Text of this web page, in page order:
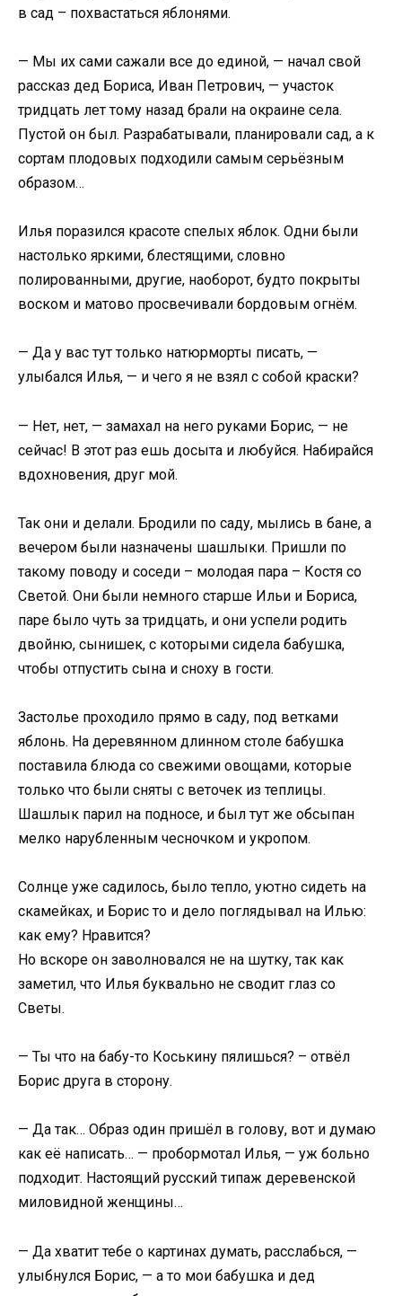
в сад – похвастаться яблонями.
— Мы их сами сажали все до единой, — начал свой
рассказ дед Бориса, Иван Петрович, — участок
тридцать лет тому назад брали на окраине села.
Пустой он был. Разрабатывали, планировали сад, а к
сортам плодовых подходили самым серьёзным
образом…
Илья поразился красоте спелых яблок. Одни были
настолько яркими, блестящими, словно
полированными, другие, наоборот, будто покрыты
воском и матово просвечивали бордовым огнём.
— Да у вас тут только натюрморты писать, —
улыбался Илья, — и чего я не взял с собой краски?
— Нет, нет, — замахал на него руками Борис, — не
сейчас! В этот раз ешь досыта и любуйся. Набирайся
вдохновения, друг мой.
Так они и делали. Бродили по саду, мылись в бане, а
вечером были назначены шашлыки. Пришли по
такому поводу и соседи – молодая пара – Костя со
Светой. Они были немного старше Ильи и Бориса,
паре было чуть за тридцать, и они успели родить
двойню, сынишек, с которыми сидела бабушка,
чтобы отпустить сына и сноху в гости.
Застолье проходило прямо в саду, под ветками
яблонь. На деревянном длинном столе бабушка
поставила блюда со свежими овощами, которые
только что были сняты с веточек из теплицы.
Шашлык парил на подносе, и был тут же обсыпан
мелко нарубленным чесночком и укропом.
Солнце уже садилось, было тепло, уютно сидеть на
скамейках, и Борис то и дело поглядывал на Илью:
как ему? Нравится?
Но вскоре он заволновался не на шутку, так как
заметил, что Илья буквально не сводит глаз со
Светы.
— Ты что на бабу-то Коськину пялишься? – отвёл
Борис друга в сторону.
— Да так… Образ один пришёл в голову, вот и думаю
как её написать… — пробормотал Илья, — уж больно
подходит. Настоящий русский типаж деревенской
миловидной женщины…
— Да хватит тебе о картинах думать, расслабься, —
улыбнулся Борис, — а то мои бабушка и дед